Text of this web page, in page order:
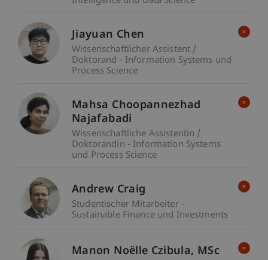
Jiayuan Chen
Wissenschaftlicher Assistent /
Doktorand - Information Systems und
Process Science
Mahsa Choopannezhad
Najafabadi
Wissenschaftliche Assistentin /
Doktorandin - Information Systems
und Process Science
Andrew Craig
Studentischer Mitarbeiter -
Sustainable Finance und Investments
Manon Noëlle Czibula MSc